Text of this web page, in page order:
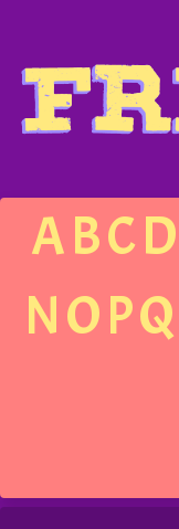
ABCD
NOPQ